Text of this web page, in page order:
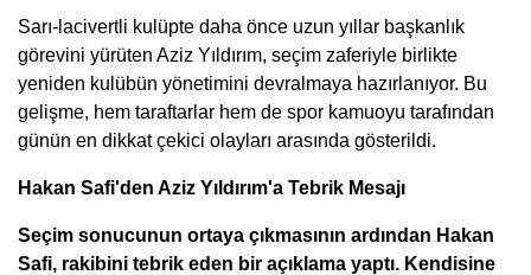
Sarı-lacivertli kulüpte daha önce uzun yıllar başkanlık
görevini yürüten Aziz Yıldırım, seçim zaferiyle birlikte
yeniden kulübün yönetimini devralmaya hazırlanıyor. Bu
gelişme, hem taraftarlar hem de spor kamuoyu tarafından
günün en dikkat çekici olayları arasında gösterildi.
Hakan Safi'den Aziz Yıldırım'a Tebrik Mesajı
Seçim sonucunun ortaya çıkmasının ardından Hakan
Safi, rakibini tebrik eden bir açıklama yaptı. Kendisine